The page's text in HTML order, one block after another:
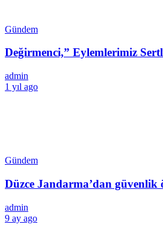
Gündem
Değirmenci,” Eylemlerimiz
admin
1 yıl ago
Gündem
Düzce Jandarma’dan
admin
9 ay ago